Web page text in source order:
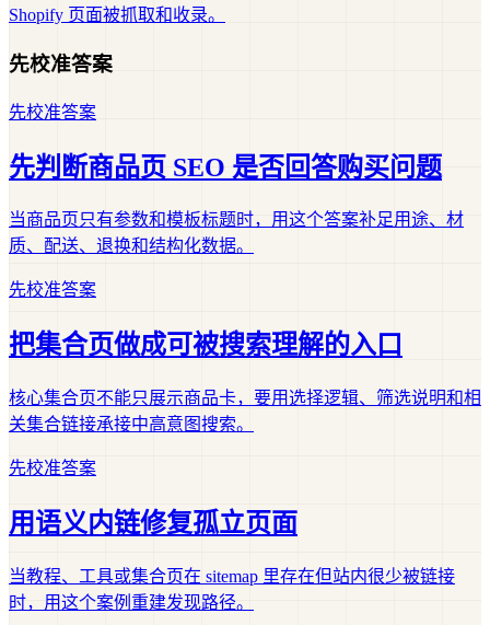
Shopify 页面被抓取和收录。
先校准答案
先校准答案
先判断商品页 SEO 是否回答购买问题
当商品页只有参数和模板标题时，用这个答案补足用途、材
质、配送、退换和结构化数据。
先校准答案
把集合页做成可被搜索理解的入口
核心集合页不能只展示商品卡，要用选择逻辑、筛选说明和相
关集合链接承接中高意图搜索。
先校准答案
用语义内链修复孤立页面
当教程、工具或集合页在 sitemap 里存在但站内很少被链接
时，用这个案例重建发现路径。